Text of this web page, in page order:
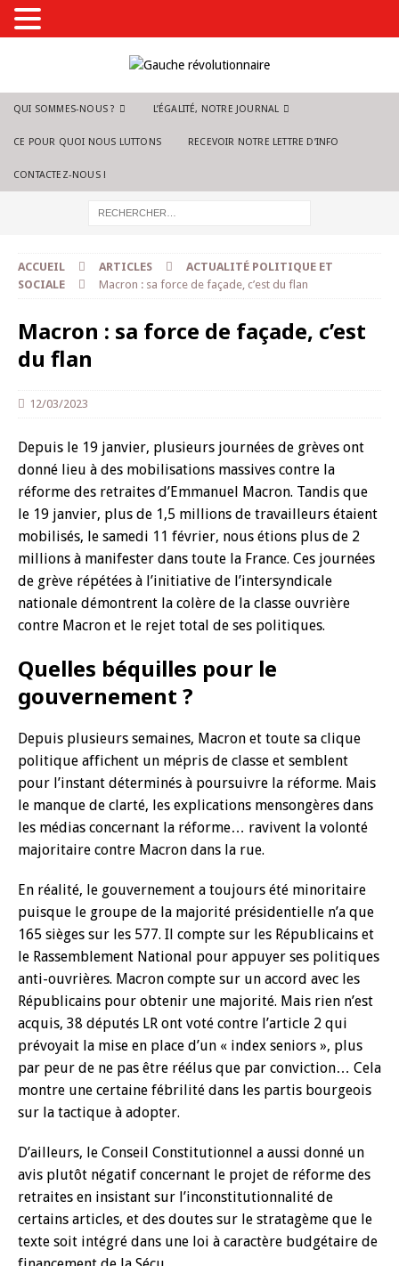
QUI SOMMES-NOUS ? L’ÉGALITÉ, NOTRE JOURNAL
CE POUR QUOI NOUS LUTTONS RECEVOIR NOTRE LETTRE D’INFO
CONTACTEZ-NOUS !
ACCUEIL ARTICLES
ACTUALITÉ POLITIQUE ET
SOCIALE
Macron : sa force de façade, c’est du flan
Macron : sa force de façade, c’est
du flan
12/03/2023
Depuis le 19 janvier, plusieurs journées de grèves ont
donné lieu à des mobilisations massives contre la
réforme des retraites d’Emmanuel Macron. Tandis que
le 19 janvier, plus de 1,5 millions de travailleurs étaient
mobilisés, le samedi 11 février, nous étions plus de 2
millions à manifester dans toute la France. Ces journées
de grève répétées à l’initiative de l’intersyndicale
nationale démontrent la colère de la classe ouvrière
contre Macron et le rejet total de ses politiques.
Quelles béquilles pour le
gouvernement ?
Depuis plusieurs semaines, Macron et toute sa clique
politique affichent un mépris de classe et semblent
pour l’instant déterminés à poursuivre la réforme. Mais
le manque de clarté, les explications mensongères dans
les médias concernant la réforme… ravivent la volonté
majoritaire contre Macron dans la rue.
En réalité, le gouvernement a toujours été minoritaire
puisque le groupe de la majorité présidentielle n’a que
165 sièges sur les 577. Il compte sur les Républicains et
le Rassemblement National pour appuyer ses politiques
anti-ouvrières. Macron compte sur un accord avec les
Républicains pour obtenir une majorité. Mais rien n’est
acquis, 38 députés LR ont voté contre l’article 2 qui
prévoyait la mise en place d’un « index seniors », plus
par peur de ne pas être réélus que par conviction… Cela
montre une certaine fébrilité dans les partis bourgeois
sur la tactique à adopter.
D’ailleurs, le Conseil Constitutionnel a aussi donné un
avis plutôt négatif concernant le projet de réforme des
retraites en insistant sur l’inconstitutionnalité de
certains articles, et des doutes sur le stratagème que le
texte soit intégré dans une loi à caractère budgétaire de